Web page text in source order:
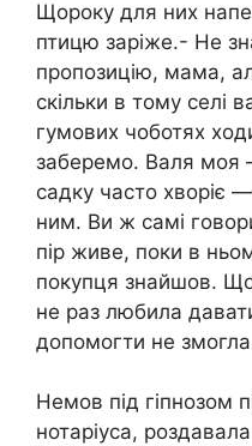
Щороку для них
птицю заріже.- Не
пропозицію, мама,
скільки в тому селі
гумових чоботях
заберемо. Валя моя
садку часто хворіє
ним. Ви ж самі
пір живе, поки в
покупця знайшов.
не раз любила
допомогти не
Немов під гіпнозом
нотаріуса,